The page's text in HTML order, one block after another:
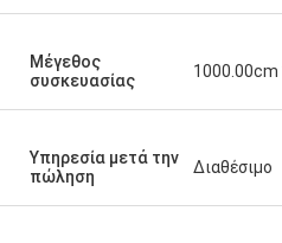
Μέγεθος
συσκευασίας
Υπηρεσία μετά την
πώληση
Διαθέσιμο